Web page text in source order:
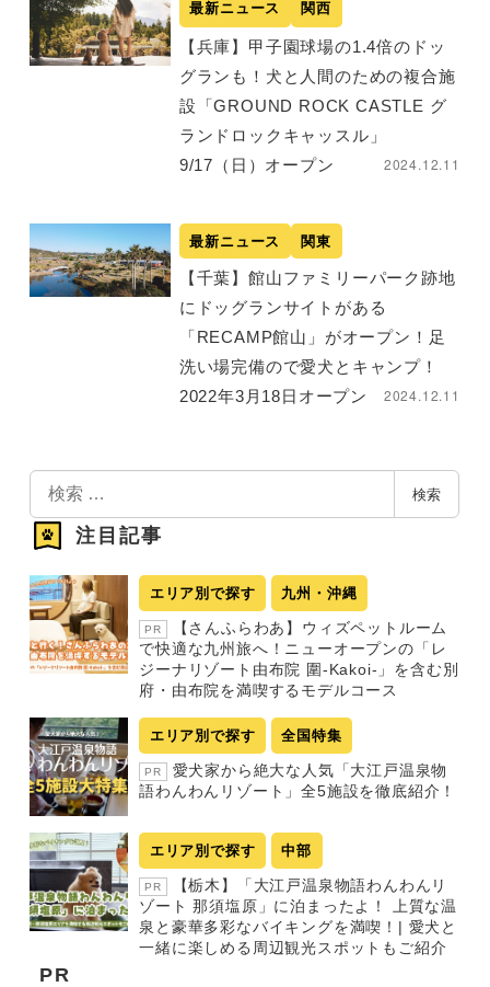
最新ニュース 関西
【兵庫】甲子園球場の1.4倍のドッ
グランも！犬と人間のための複合施
設「GROUND ROCK CASTLE グ
ランドロックキャッスル」
9/17（日）オープン
2024.12.11
最新ニュース 関東
【千葉】館山ファミリーパーク跡地
にドッグランサイトがある
「RECAMP館山」がオープン！足
洗い場完備ので愛犬とキャンプ！
2022年3月18日オープン
2024.12.11
索
検索
注目記事
エリア別で探す 九州・沖縄
PR
【さんふらわあ】ウィズペットルーム
で快適な九州旅へ！ニューオープンの「レ
ジーナリゾート由布院 圍-Kakoi-」を含む別
府・由布院を満喫するモデルコース
エリア別で探す 全国特集
PR
愛犬家から絶大な人気「大江戸温泉物
語わんわんリゾート」全5施設を徹底紹介！
エリア別で探す 中部
PR
【栃木】「大江戸温泉物語わんわんリ
ゾート 那須塩原」に泊まったよ！ 上質な温
泉と豪華多彩なバイキングを満喫！| 愛犬と
一緒に楽しめる周辺観光スポットもご紹介
PR